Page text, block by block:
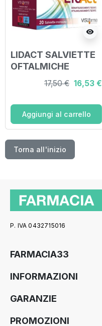
visibility
LIDACT SALVIETTE
OFTALMICHE
PERIOCULARI
MONOUSO 20 PEZZI
17,50 € 16,53 €
Aggiungi al carrello
Torna all'inizio
P. IVA 0432715016
FARMACIA33
INFORMAZIONI
GARANZIE
PROMOZIONI